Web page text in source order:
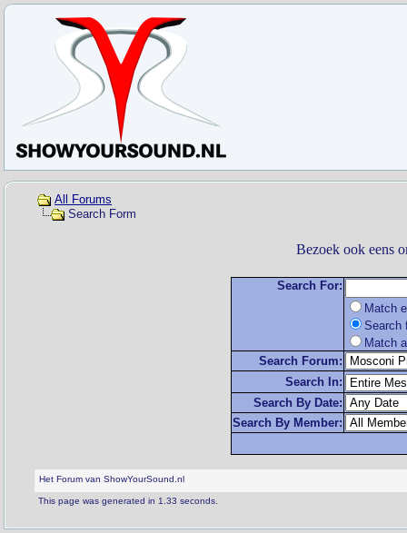
All Forums
Search Form
Bezoek ook eens
Search For:
Match
Search
Match
Search Forum:
Search In:
Search By Date:
Search By Member:
Het Forum van ShowYourSound.nl
This page was generated in 1.33 seconds.